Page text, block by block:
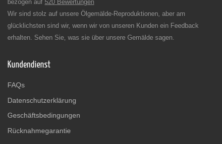
bezogen auf 520 Bewertungen
Wir sind stolz auf unsere Ölgemälde-Reproduktionen, aber am
glücklichsten sind wir, wenn wir von unseren Kunden ein Feedback
erhalten. Sehen Sie, was sie über unsere Gemälde sagen.
Kundendienst
FAQs
Datenschutzerklärung
Geschäftsbedingungen
Rücknahmegarantie